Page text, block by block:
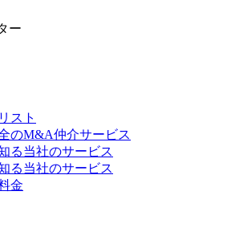
ー
スト
のM&A仲介サービス
る当社のサービス
る当社のサービス
金